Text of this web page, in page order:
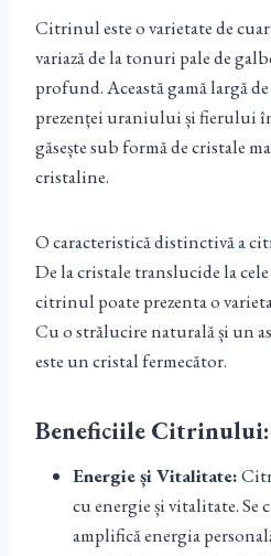
Citrinul este o varietate de
variază de la tonuri pale de
profund. Această gamă largă
prezenței uraniului și fierului
găsește sub formă de cristale
cristaline.
O caracteristică distinctivă a
De la cristale translucide la
citrinul poate prezenta o
Cu o strălucire naturală și un
este un cristal fermecător.
Beneficiile Citrinului:
Energie și Vitalitate:
cu energie și vitalitate. Se
amplifică energia